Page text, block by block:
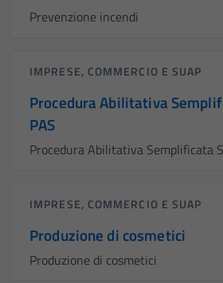
Prevenzione incendi
IMPRESE, COMMERCIO E SUAP
Procedura Abilitativa
PAS
Procedura Abilitativa Semplificata
IMPRESE, COMMERCIO E SUAP
Produzione di cosmetici
Produzione di cosmetici